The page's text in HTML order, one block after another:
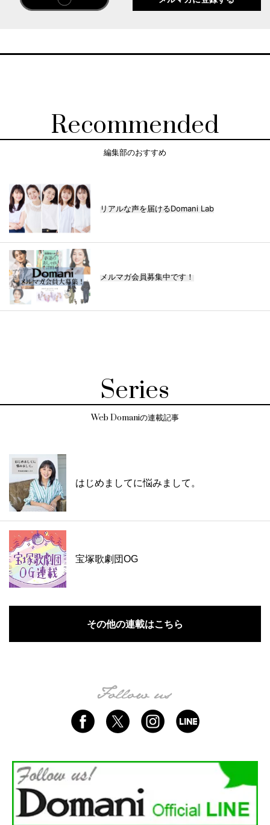
Recommended
編集部のおすすめ
リアルな声を届けるDomani Lab
メルマガ会員募集中です！
Series
Web Domaniの連載記事
はじめましてに悩みまして。
宝塚歌劇団OG
その他の連載はこちら